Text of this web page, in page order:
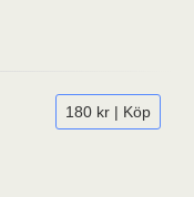
180 kr | Köp